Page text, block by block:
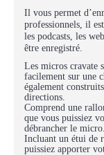
Il vous permet
professionnels, il
les podcasts, les
être enregistré.
Les micros cravate
facilement sur une
également
directions.
Comprend une
que vous puissiez
débrancher le micro.
Incluant un étui de
puissiez apporter